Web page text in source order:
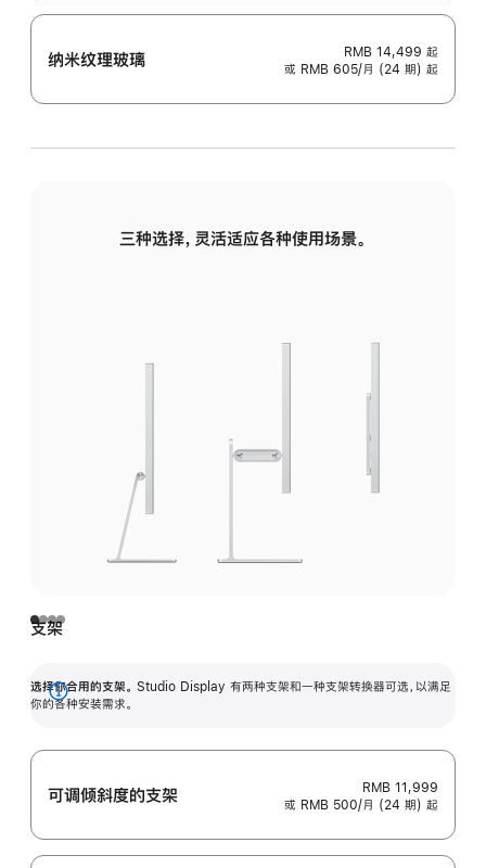
纳米纹理玻璃 RMB 14,499 起
或 RMB 605/月 (24 期) 起
三种选择，灵活适应各种使用场景。
支架
选择你合用的支架。 Studio Display 有两种支架和一种支架转换器可选，以满足
你的各种安装需求。
展
可调倾斜度的支架
RMB 11,999
或 RMB 500/月 (24 期) 起